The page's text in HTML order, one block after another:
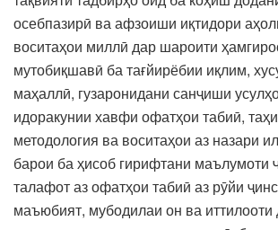
осебпазирӣ ва афзоиши иқтидори
воситаҳои миллӣ дар шароити
мутобиқшавӣ ба тағйирёбии иқлим,
маҳаллӣ, гузаронидани санҷиши
идоракунии хавфи офатҳои табиӣ,
методология ва воситаҳои аз назари
барои ба ҳисоб гирифтани маълумоти
талафот аз офатҳои табиӣ аз рӯйи
маъюбият, мубодилаи он ва иттилооти